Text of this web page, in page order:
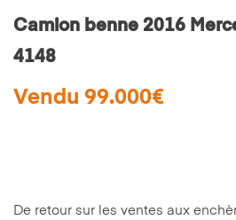
Camion benne 2016
4148
Vendu 99.000€
De retour sur les ventes aux